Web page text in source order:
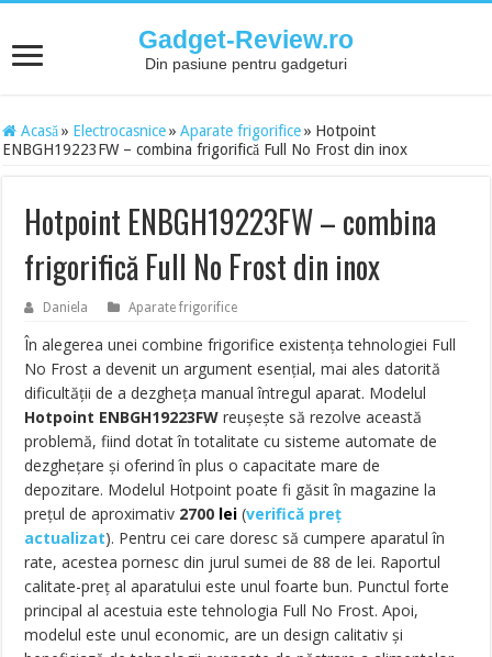
Gadget-Review.ro
Din pasiune pentru gadgeturi
Acasă » Electrocasnice » Aparate frigorifice » Hotpoint
ENBGH19223FW – combina frigorifică Full No Frost din inox
Hotpoint ENBGH19223FW – combina
frigorifică Full No Frost din inox
Daniela Aparate frigorifice
În alegerea unei combine frigorifice existența tehnologiei Full
No Frost a devenit un argument esențial, mai ales datorită
dificultății de a dezgheța manual întregul aparat. Modelul
Hotpoint ENBGH19223FW reușește să rezolve această
problemă, fiind dotat în totalitate cu sisteme automate de
dezghețare și oferind în plus o capacitate mare de
depozitare. Modelul Hotpoint poate fi găsit în magazine la
prețul de aproximativ 2700 lei (verifică preț
actualizat). Pentru cei care doresc să cumpere aparatul în
rate, acestea pornesc din jurul sumei de 88 de lei. Raportul
calitate-preț al aparatului este unul foarte bun. Punctul forte
principal al acestuia este tehnologia Full No Frost. Apoi,
modelul este unul economic, are un design calitativ și